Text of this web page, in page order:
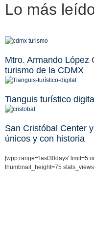
Lo más
Mtro. Armando López
turismo de la CDMX
Tianguis turístico
San Cristóbal Center
únicos y con historia
[wpp range='last30days' limit=5
thumbnail_height=75